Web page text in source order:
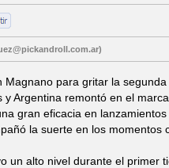
para gritar la
y Argentina remontó en el
gran eficacia en
la suerte en los momentos
un alto nivel durante el primer